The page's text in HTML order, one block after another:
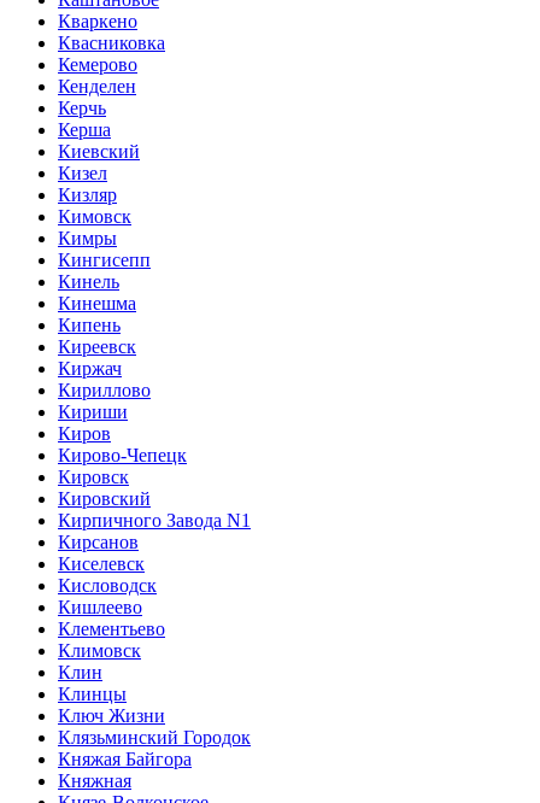
Кваркено
Квасниковка
Кемерово
Кенделен
Керчь
Керша
Киевский
Кизел
Кизляр
Кимовск
Кимры
Кингисепп
Кинель
Кинешма
Кипень
Киреевск
Киржач
Кириллово
Кириши
Киров
Кирово-Чепецк
Кировск
Кировский
Кирпичного Завода N1
Кирсанов
Киселевск
Кисловодск
Кишлеево
Клементьево
Климовск
Клин
Клинцы
Ключ Жизни
Клязьминский Городок
Княжая Байгора
Княжная